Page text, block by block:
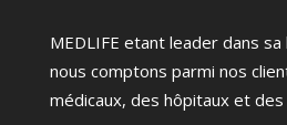
MEDLIFE etant leader dans
nous comptons parmi nos
médicaux, des hôpitaux et